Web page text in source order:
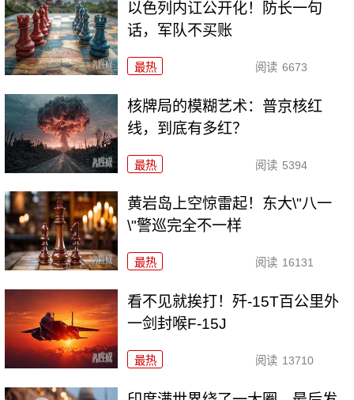
以色列内讧公开化！防长一句
话，军队不买账
最热 阅读 6673
核牌局的模糊艺术：普京核红
线，到底有多红？
最热 阅读 5394
黄岩岛上空惊雷起！东大\"八一
\"警巡完全不一样
最热 阅读 16131
看不见就挨打！歼-15T百公里外
一剑封喉F-15J
最热 阅读 13710